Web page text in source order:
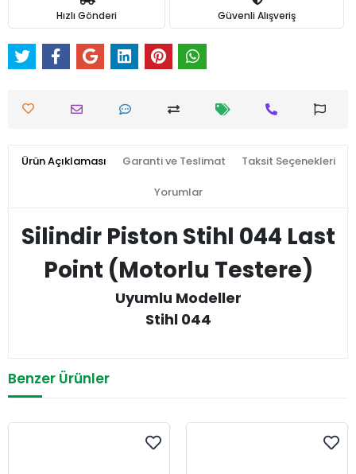
Hızlı Gönderi Güvenli Alışveriş
Ürün Açıklaması Garanti ve Teslimat Taksit Seçenekleri
Yorumlar
Silindir Piston Stihl 044 Last
Point (Motorlu Testere)
Uyumlu Modeller
Stihl 044
Benzer Ürünler